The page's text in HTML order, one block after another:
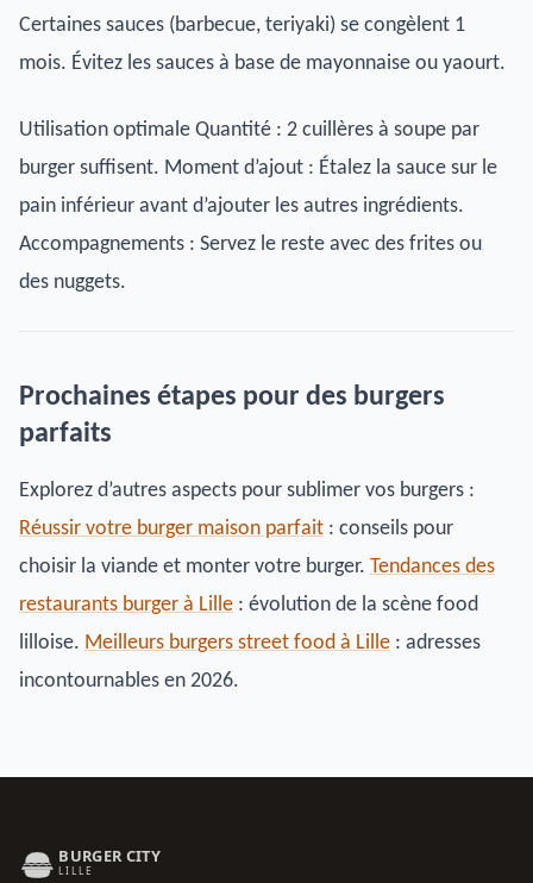
Certaines sauces (barbecue, teriyaki) se congèlent 1
mois. Évitez les sauces à base de mayonnaise ou yaourt.
Utilisation optimale Quantité : 2 cuillères à soupe par
burger suffisent. Moment d’ajout : Étalez la sauce sur le
pain inférieur avant d’ajouter les autres ingrédients.
Accompagnements : Servez le reste avec des frites ou
des nuggets.
Prochaines étapes pour des burgers
parfaits
Explorez d’autres aspects pour sublimer vos burgers :
Réussir votre burger maison parfait : conseils pour
choisir la viande et monter votre burger. Tendances des
restaurants burger à Lille : évolution de la scène food
lilloise. Meilleurs burgers street food à Lille : adresses
incontournables en 2026.